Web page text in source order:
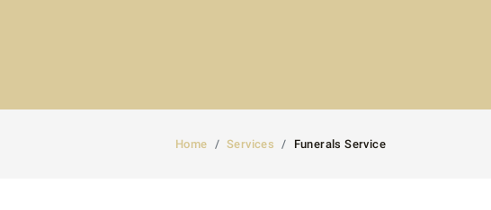
Home Services Funerals Service